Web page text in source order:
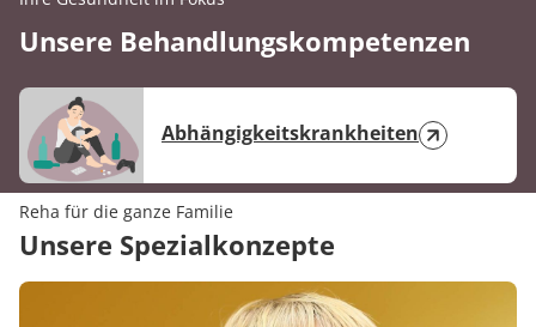
Unsere Behandlungskompetenzen
Abhängigkeitskrankheiten
Reha für die ganze Familie
Unsere Spezialkonzepte